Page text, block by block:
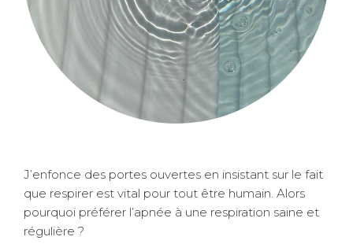
J’enfonce des portes ouvertes en insistant sur le fait
que respirer est vital pour tout être humain. Alors
pourquoi préférer l’apnée à une respiration saine et
régulière ?